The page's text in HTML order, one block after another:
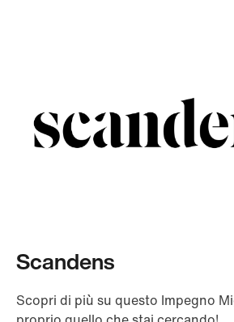
Scandens
Scopri di più su questo Impegno